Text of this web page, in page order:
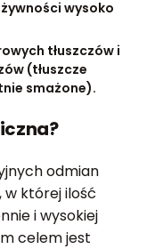
wysoko
tłuszczów i
(tłuszcze
smażone).
odmian
, w której ilość
i wysokiej
celem jest